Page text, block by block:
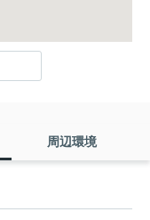
周辺環境